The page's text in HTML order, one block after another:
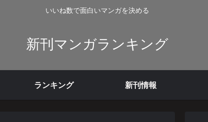
いいね数で面白いマンガを決める
新刊マンガランキング
ランキング 新刊情報